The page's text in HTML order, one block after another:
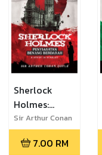
Sherlock
Holmes:
Penyiasatan
Benang
Berdarah -
Sir Arthur Conan
Doyle
7.00 RM